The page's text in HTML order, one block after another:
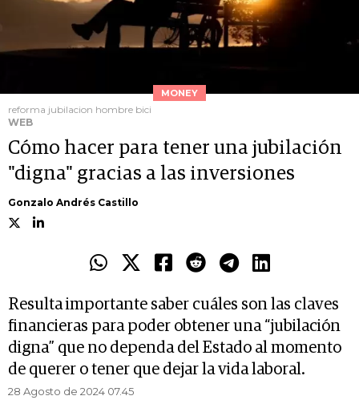
MONEY
reforma jubilacion hombre bici
WEB
Cómo hacer para tener una jubilación
"digna" gracias a las inversiones
Gonzalo Andrés Castillo
Resulta importante saber cuáles son las claves
financieras para poder obtener una “jubilación
digna” que no dependa del Estado al momento
de querer o tener que dejar la vida laboral.
28 Agosto de 2024 07.45